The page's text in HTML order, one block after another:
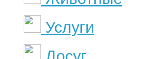
Услуги